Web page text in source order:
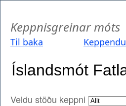
Keppnisgreinar móts
Til baka
Veldu stöðu keppni